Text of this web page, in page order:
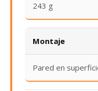
243 g
Montaje
Pared en